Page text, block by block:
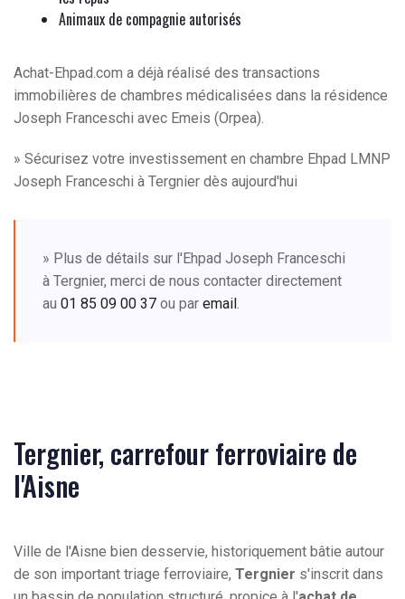
Animaux de compagnie autorisés
Achat-Ehpad.com a déjà réalisé des transactions
immobilières de chambres médicalisées dans la résidence
Joseph Franceschi avec Emeis (Orpea).
» Sécurisez votre investissement en chambre Ehpad LMNP
Joseph Franceschi à Tergnier dès aujourd'hui
» Plus de détails sur l'Ehpad Joseph Franceschi
à Tergnier, merci de nous contacter directement
au 01 85 09 00 37 ou par email.
Tergnier, carrefour ferroviaire de
l'Aisne
Ville de l'Aisne bien desservie, historiquement bâtie autour
de son important triage ferroviaire, Tergnier s'inscrit dans